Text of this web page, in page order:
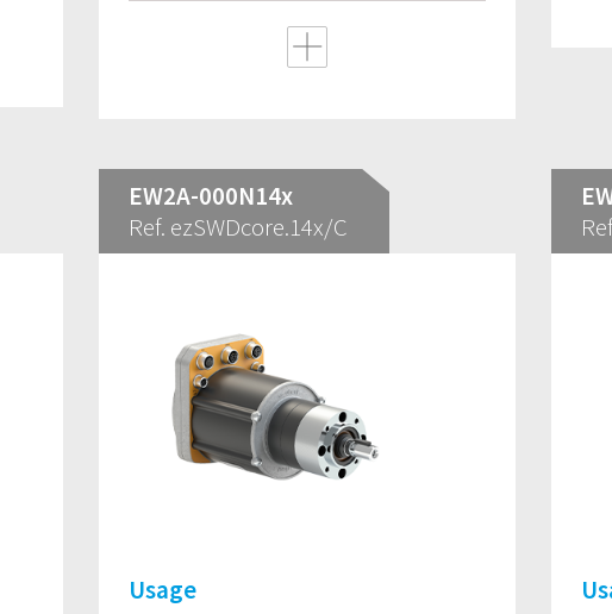
EW2A-000N14x
Ref. ezSWDcore.14x/C
Usage